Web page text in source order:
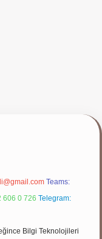
Teams:
606 0 726 Telegram:
Bilgi Teknolojileri